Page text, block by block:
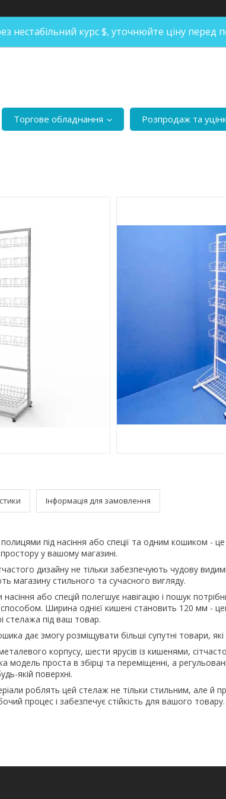
нестабільний курс $, уточнюйте ціну перед
Торгове обладнання Розпродаж та
Інформація для замовлення
під насіння або спеції та одним кошиком -
простору у вашому магазині.
дизайну не тільки забезпечують чудову
магазину стильного та сучасного вигляду.
або спецій полегшує навігацію і пошук
Ширина однієї кишені становить 120 мм -
стелажа під ваш товар.
дає змогу розміщувати більші супутні товари,
корпусу, шести ярусів із кишенями,
модель проста в збірці та переміщенні, а
якій поверхні.
роблять цей стелаж не тільки стильним, але й
процес і забезпечує стійкість для вашого товару.